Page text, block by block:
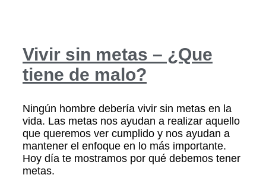
Vivir sin metas – ¿Que
tiene de malo?
Ningún hombre debería vivir sin metas en la
vida. Las metas nos ayudan a realizar aquello
que queremos ver cumplido y nos ayudan a
mantener el enfoque en lo más importante.
Hoy día te mostramos por qué debemos tener
metas.